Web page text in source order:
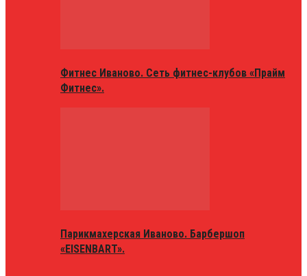
Фитнес Иваново. Сеть фитнес-клубов «Прайм
Фитнес».
Парикмахерская Иваново. Барбершоп
«EISENBART».